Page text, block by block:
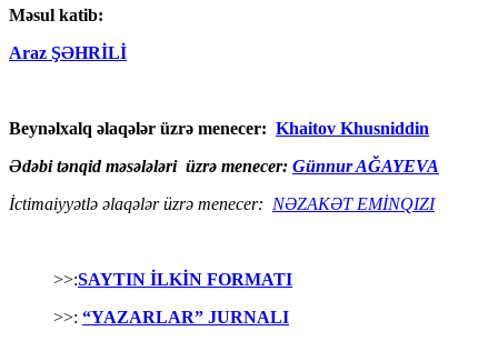
Məsul katib:
Araz ŞƏHRİLİ
Beynəlxalq əlaqələr üzrə menecer: Khaitov Khusniddin
Ədəbi tənqid məsələləri üzrə menecer: Günnur AĞAYEVA
İctimaiyyətlə əlaqələr üzrə menecer: NƏZAKƏT EMİNQIZI
>>:SAYTIN İLKİN FORMATI
>>: “YAZARLAR” JURNALI